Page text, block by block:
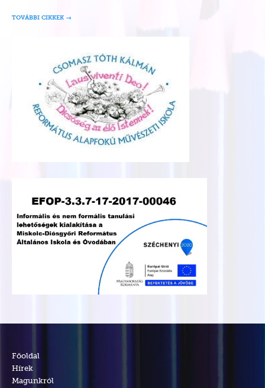
TOVÁBBI CIKKEK
Főoldal
Hírek
Magunkról